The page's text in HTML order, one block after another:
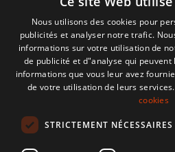
Nous utilisons des cookies pour
publicités et analyser notre trafic.
informations sur votre utilisation de
de publicité et d"analyse qui
informations que vous leur avez
de votre utilisation de leurs
cookies
STRICTEMENT NÉCESSAIRES